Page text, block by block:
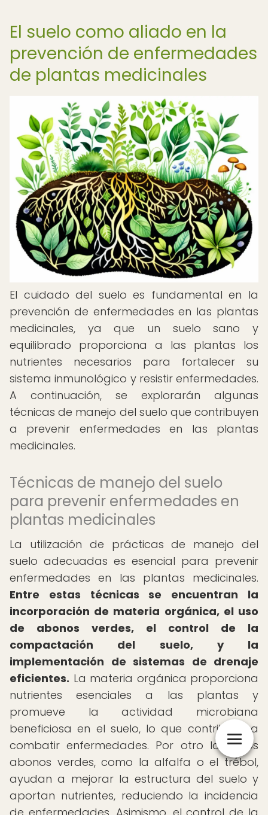
El suelo como aliado en la
prevención de enfermedades
de plantas medicinales
El cuidado del suelo es fundamental en la
prevención de enfermedades en las plantas
medicinales, ya que un suelo sano y
equilibrado proporciona a las plantas los
nutrientes necesarios para fortalecer su
sistema inmunológico y resistir enfermedades.
A continuación, se explorarán algunas
técnicas de manejo del suelo que contribuyen
a prevenir enfermedades en las plantas
medicinales.
Técnicas de manejo del suelo
para prevenir enfermedades en
plantas medicinales
La utilización de prácticas de manejo del
suelo adecuadas es esencial para prevenir
enfermedades en las plantas medicinales.
Entre estas técnicas se encuentran la
incorporación de materia orgánica, el uso
de abonos verdes, el control de la
compactación del suelo, y la
implementación de sistemas de drenaje
eficientes. La materia orgánica proporciona
nutrientes esenciales a las plantas y
promueve la actividad microbiana
beneficiosa en el suelo, lo que contribuye a
combatir enfermedades. Por otro lado, los
abonos verdes, como la alfalfa o el trébol,
ayudan a mejorar la estructura del suelo y
aportan nutrientes, reduciendo la incidencia